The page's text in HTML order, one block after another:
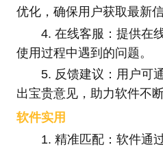
优化，确保用户获取最新信
4. 在线客服：提供在
使用过程中遇到的问题。
5. 反馈建议：用户可
出宝贵意见，助力软件不断
软件实用
1. 精准匹配：软件通